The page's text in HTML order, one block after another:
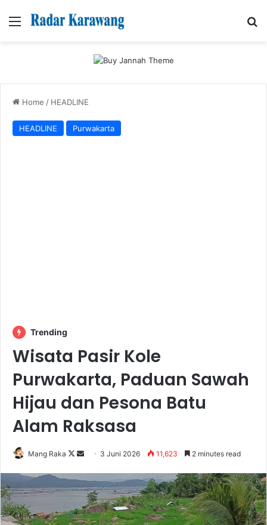
Menu
Home / HEADLINE
HEADLINE Purwakarta
Trending
Wisata Pasir Kole
Purwakarta, Paduan Sawah
Hijau dan Pesona Batu
Alam Raksasa
Mang Raka
Follow
X
Send
email
3 Juni 2026 11,623 2 minutes read